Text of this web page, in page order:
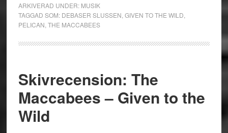
ARKIVERAD UNDER: MUSIK
TAGGAD SOM: DEBASER SLUSSEN GIVEN TO THE WILD
PELICAN THE MACCABEES
Skivrecension: The
Maccabees – Given to the
Wild